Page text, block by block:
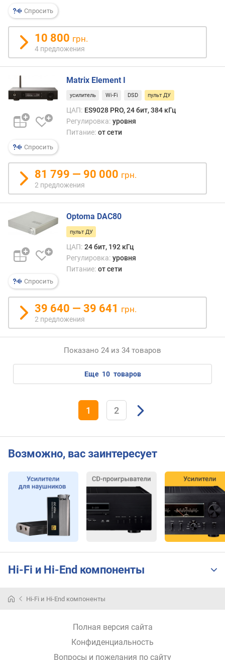
a
p
t
X
в
х
д
н
а
я
у
в
с
т
в
и
е
н
о
т
ь
R
L
)
в
х
о
д
н
и
м
п
е
д
а
с
Спросить
10 800 грн.
4 предложения
Спросить
Matrix Element I
усилитель Wi-Fi DSD пульт ДУ
ЦАП: ES9028 PRO, 24 бит, 384 кГц
Регулировка: уровня
Питание: от сети
81 799 — 90 000 грн.
2 предложения
Спросить
Optoma DAC80
пульт ДУ
ЦАП: 24 бит, 192 кГц
Регулировка: уровня
Питание: от сети
39 640 — 39 641 грн.
2 предложения
Показано 24 из 34 товаров
еще 10 товаров
1 2
Возможно, вас заинтересует
Hi-Fi и Hi-End компоненты
Hi-Fi и Hi-End компоненты
Полная версия сайта
Конфиденциальность
Вопросы и пожелания по сайту